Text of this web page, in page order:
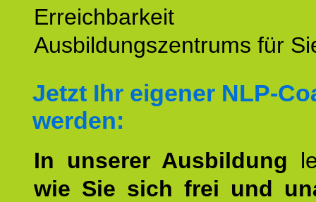
Erreichbarkeit
Ausbildungszentrums für
Jetzt Ihr eigener NLP-
werden:
In unserer Ausbildung
wie Sie sich frei und